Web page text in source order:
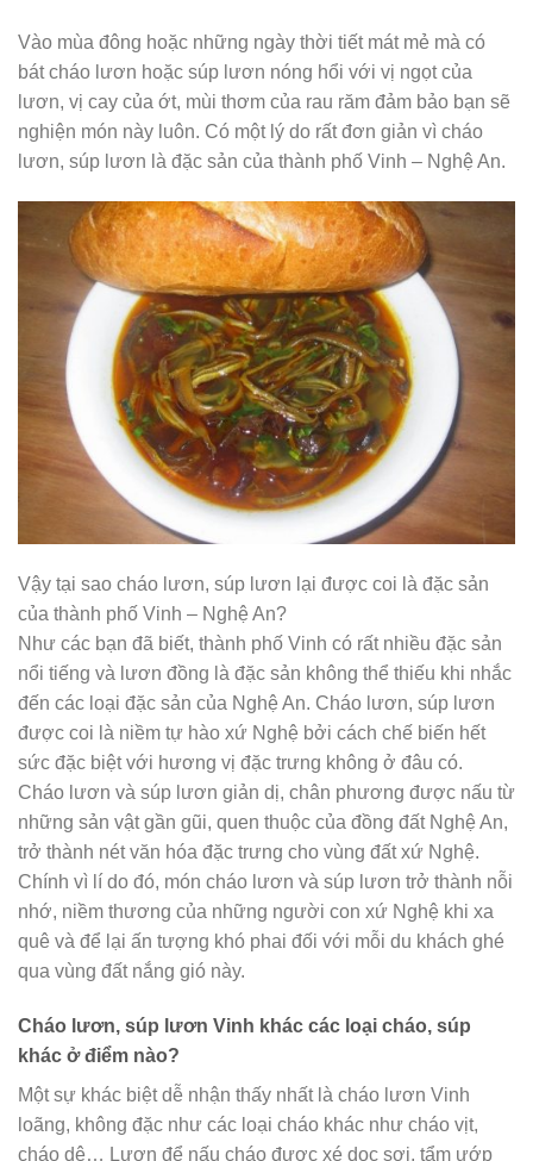
Vào mùa đông hoặc những ngày thời tiết mát mẻ mà có
bát cháo lươn hoặc súp lươn nóng hổi với vị ngọt của
lươn, vị cay của ớt, mùi thơm của rau răm đảm bảo bạn sẽ
nghiện món này luôn. Có một lý do rất đơn giản vì cháo
lươn, súp lươn là đặc sản của thành phố Vinh – Nghệ An.
Vậy tại sao cháo lươn, súp lươn lại được coi là đặc sản
của thành phố Vinh – Nghệ An?
Như các bạn đã biết, thành phố Vinh có rất nhiều đặc sản
nổi tiếng và lươn đồng là đặc sản không thể thiếu khi nhắc
đến các loại đặc sản của Nghệ An. Cháo lươn, súp lươn
được coi là niềm tự hào xứ Nghệ bởi cách chế biến hết
sức đặc biệt với hương vị đặc trưng không ở đâu có.
Cháo lươn và súp lươn giản dị, chân phương được nấu từ
những sản vật gần gũi, quen thuộc của đồng đất Nghệ An,
trở thành nét văn hóa đặc trưng cho vùng đất xứ Nghệ.
Chính vì lí do đó, món cháo lươn và súp lươn trở thành nỗi
nhớ, niềm thương của những người con xứ Nghệ khi xa
quê và để lại ấn tượng khó phai đối với mỗi du khách ghé
qua vùng đất nắng gió này.
Cháo lươn, súp lươn Vinh khác các loại cháo, súp
khác ở điểm nào?
Một sự khác biệt dễ nhận thấy nhất là cháo lươn Vinh
loãng, không đặc như các loại cháo khác như cháo vịt,
cháo dê… Lươn để nấu cháo được xé dọc sợi, tẩm ướp